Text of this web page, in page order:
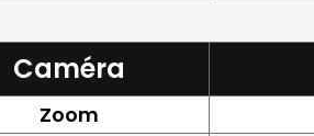
Caméra
Zoom